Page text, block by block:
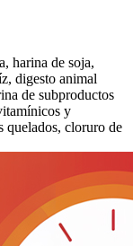
harina de soja,
digesto animal
de subproductos
y
cloruro de